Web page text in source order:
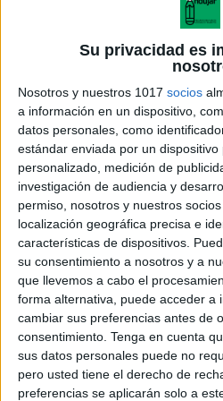
Su privacidad es
Nosotros y nuestros 1017 socios
a información en un dispositivo,
datos personales, como
estándar enviada por un
personalizado, medición de
investigación de audiencia y
permiso, nosotros y nuestros
localización geográfica precisa e
características de dispositivos.
su consentimiento a nosotros y a
que llevemos a cabo el
forma alternativa, puede acceder a
cambiar sus preferencias antes de
consentimiento. Tenga en cuenta
sus datos personales puede no
pero usted tiene el derecho de
preferencias se aplicarán solo a